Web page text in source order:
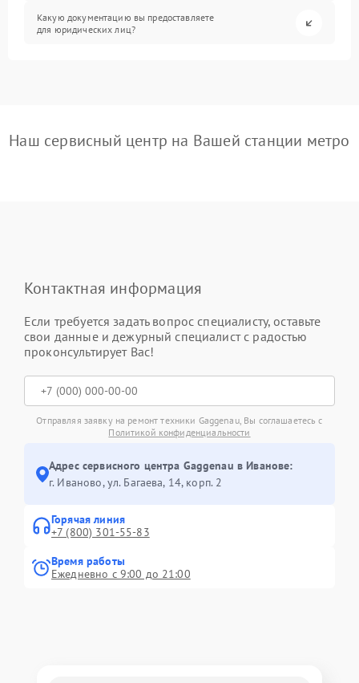
Какую документацию вы предоставляете
для юридических лиц?
Наш сервисный центр на Вашей станции метро
Контактная информация
Если требуется задать вопрос специалисту, оставьте
свои данные и дежурный специалист с радостью
проконсультирует Вас!
Отправляя заявку на ремонт техники Gaggenau, Вы соглашаетесь с
Политикой конфиденциальности
Адрес сервисного центра Gaggenau в Иванове:
г. Иваново, ул. Багаева, 14, корп. 2
Горячая линия
+7 (800) 301-55-83
Время работы
Ежедневно с 9:00 до 21:00